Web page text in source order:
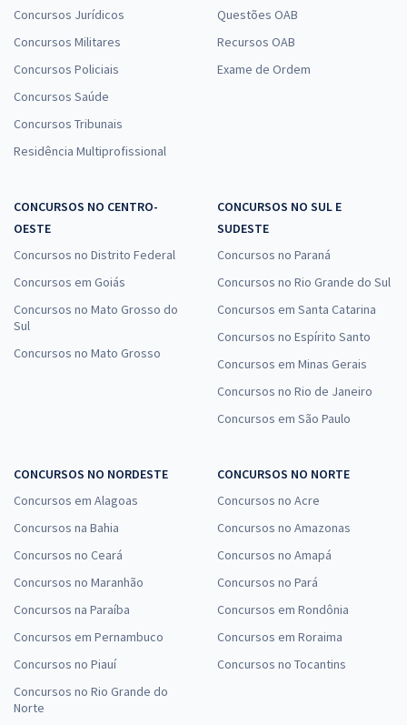
Concursos Jurídicos
Concursos Militares
Concursos Policiais
Concursos Saúde
Concursos Tribunais
Residência Multiprofissional
Questões OAB
Recursos OAB
Exame de Ordem
CONCURSOS NO CENTRO-
OESTE
Concursos no Distrito Federal
Concursos em Goiás
Concursos no Mato Grosso do
Sul
Concursos no Mato Grosso
CONCURSOS NO SUL E
SUDESTE
Concursos no Paraná
Concursos no Rio Grande do Sul
Concursos em Santa Catarina
Concursos no Espírito Santo
Concursos em Minas Gerais
Concursos no Rio de Janeiro
Concursos em São Paulo
CONCURSOS NO NORDESTE
Concursos em Alagoas
Concursos na Bahia
Concursos no Ceará
Concursos no Maranhão
Concursos na Paraíba
Concursos em Pernambuco
Concursos no Piauí
Concursos no Rio Grande do
Norte
CONCURSOS NO NORTE
Concursos no Acre
Concursos no Amazonas
Concursos no Amapá
Concursos no Pará
Concursos em Rondônia
Concursos em Roraima
Concursos no Tocantins